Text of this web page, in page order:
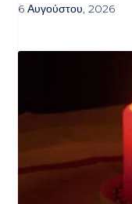
6 Αυγούστου, 2026